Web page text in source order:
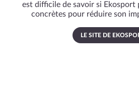
est difficile de savoir si Ekosport
concrètes pour réduire son
LE SITE DE